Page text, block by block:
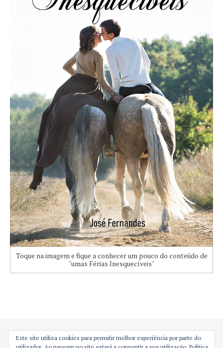
Toque na imagem e fique a conhecer um pouco do conteúdo de
"umas Férias Inesquecíveis"
Este site utiliza cookies para permitir melhor experiência por parte do